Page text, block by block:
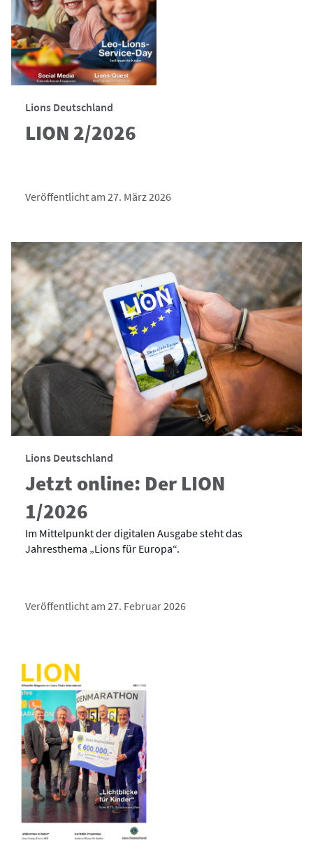
Lions Deutschland
LION 2/2026
Veröffentlicht am 27. März 2026
Lions Deutschland
Jetzt online: Der LION
1/2026
Im Mittelpunkt der digitalen Ausgabe steht das
Jahresthema „Lions für Europa“.
Veröffentlicht am 27. Februar 2026